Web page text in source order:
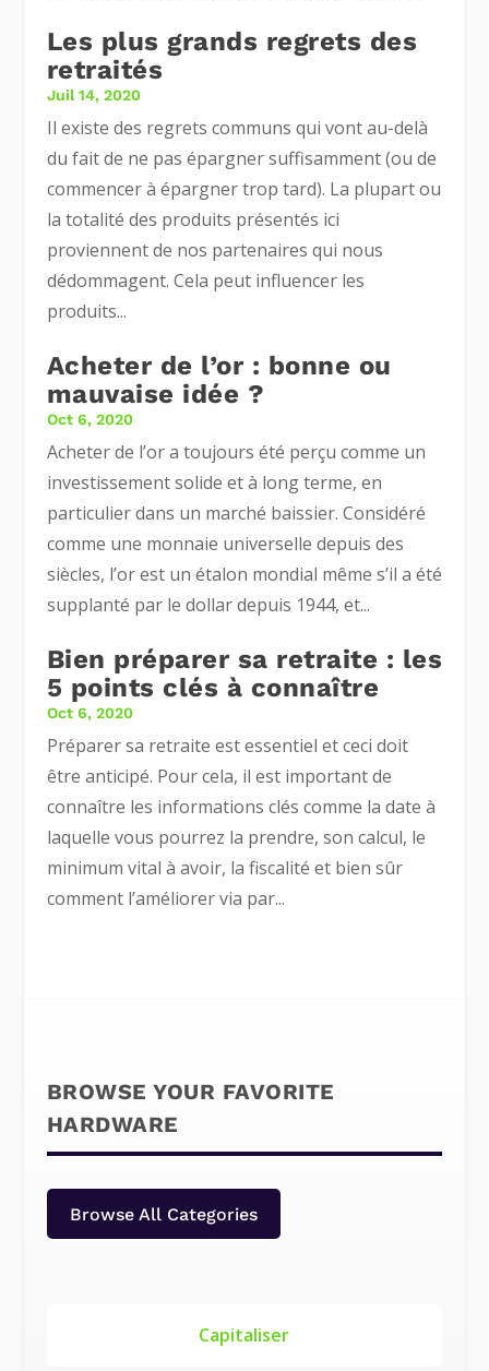
Les plus grands regrets des
retraités
Juil 14, 2020
Il existe des regrets communs qui vont au-delà
du fait de ne pas épargner suffisamment (ou de
commencer à épargner trop tard). La plupart ou
la totalité des produits présentés ici
proviennent de nos partenaires qui nous
dédommagent. Cela peut influencer les
produits...
Acheter de l’or : bonne ou
mauvaise idée ?
Oct 6, 2020
Acheter de l’or a toujours été perçu comme un
investissement solide et à long terme, en
particulier dans un marché baissier. Considéré
comme une monnaie universelle depuis des
siècles, l’or est un étalon mondial même s’il a été
supplanté par le dollar depuis 1944, et...
Bien préparer sa retraite : les
5 points clés à connaître
Oct 6, 2020
Préparer sa retraite est essentiel et ceci doit
être anticipé. Pour cela, il est important de
connaître les informations clés comme la date à
laquelle vous pourrez la prendre, son calcul, le
minimum vital à avoir, la fiscalité et bien sûr
comment l’améliorer via par...
BROWSE YOUR FAVORITE
HARDWARE
Browse All Categories
Capitaliser